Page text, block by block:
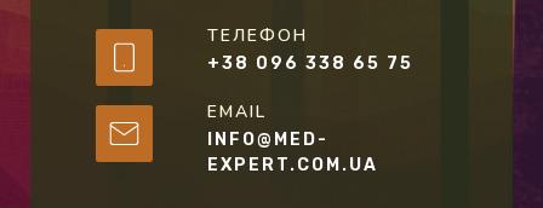
ТЕЛЕФОН
+38 096 338 65 75
EMAIL
INFO@MED-
EXPERT.COM.UA